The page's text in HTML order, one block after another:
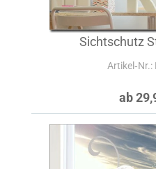
Sichtschutz
ab